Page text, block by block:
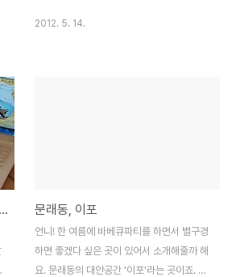
들이 들려오기 시작했어요. 혼자만 챙겨다니
다가 이렇게 블로그에다가 몇가지 소개해보
면 어떨까 합니다. 앞으로 마음에 드는 행사
들이 있으면 종종 올려보려구..
2012. 5. 14.
[내방의 그림, 열어보기] 아쉬움은 설렘이 될거야! 문래동, 이포
언니! 한 여름에 바베큐파티를 하면서 별구경
하면 좋겠다 싶은 곳이 있어서 소개해줄까 해
요. 문래동의 대안공간 '이포'라는 곳이죠. 이